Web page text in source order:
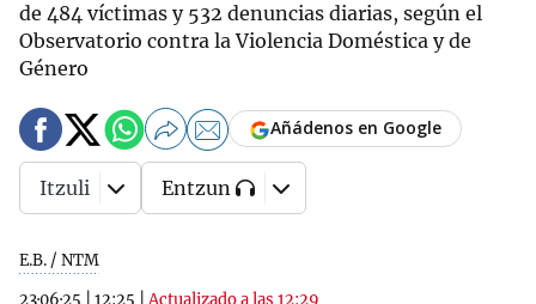
de 484 víctimas y 532 denuncias diarias, según el
Observatorio contra la Violencia Doméstica y de
Género
E.B. / NTM
23·06·25
12:25 |Actualizado a las 12:29
Añádenos en Google
Itzuli Entzun